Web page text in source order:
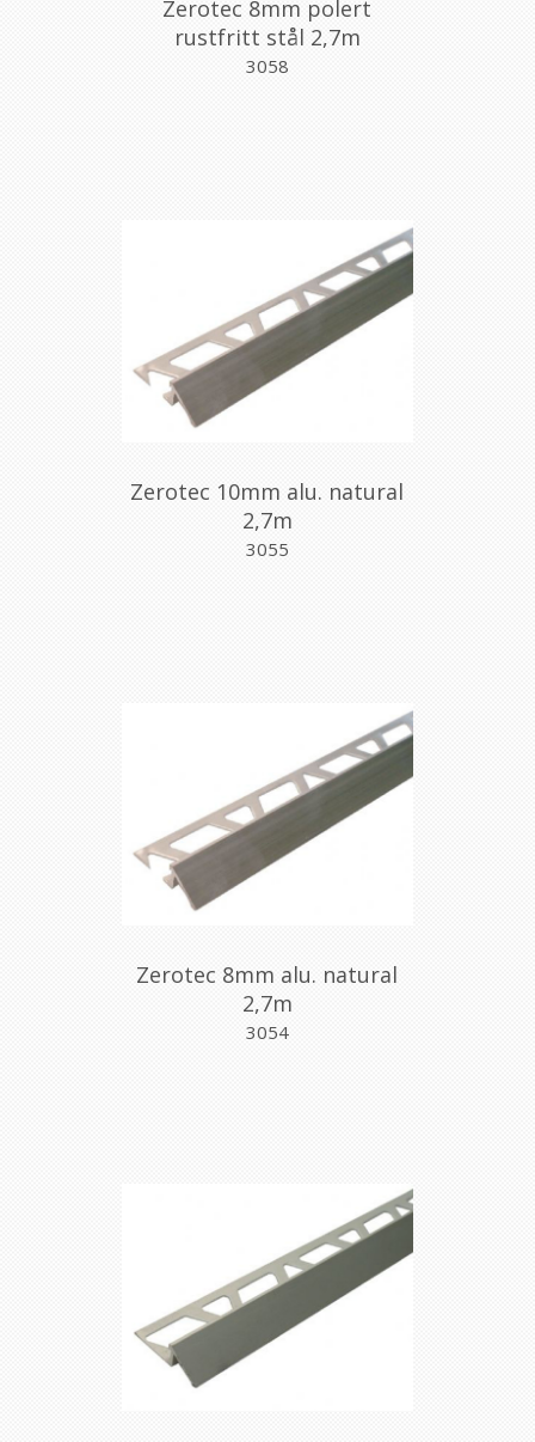
Zerotec 8mm polert
rustfritt stål 2,7m
3058
Zerotec 10mm alu. natural
2,7m
3055
Zerotec 8mm alu. natural
2,7m
3054